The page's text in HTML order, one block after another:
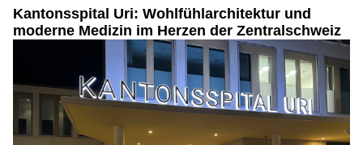
Kantonsspital Uri: Wohlfühlarchitektur und
moderne Medizin im Herzen der Zentralschweiz